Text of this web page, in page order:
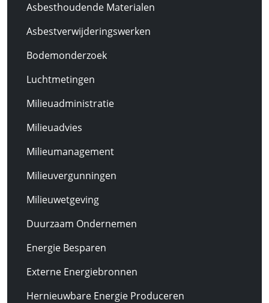
Asbesthoudende Materialen
Asbestverwijderingswerken
Bodemonderzoek
Luchtmetingen
Milieuadministratie
Milieuadvies
Milieumanagement
Milieuvergunningen
Milieuwetgeving
Duurzaam Ondernemen
Energie Besparen
Externe Energiebronnen
Hernieuwbare Energie Produceren